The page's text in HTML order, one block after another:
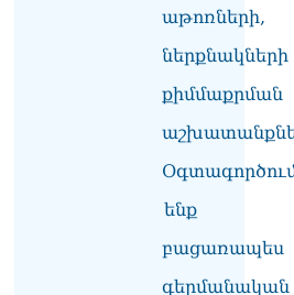
աթոռների,
ներքնակների
քիմմաքրման
ենք
բացառապես
գերմանական
է